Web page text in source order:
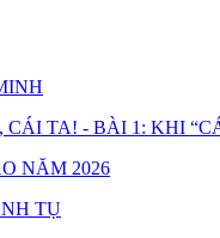
TA! - BÀI 1: KHI
NĂM 2026
TỤ